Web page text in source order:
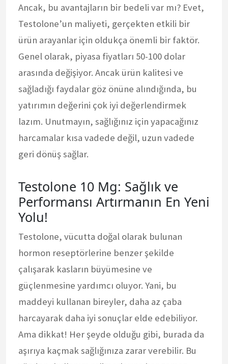
Ancak, bu avantajların bir bedeli var mı? Evet,
Testolone’un maliyeti, gerçekten etkili bir
ürün arayanlar için oldukça önemli bir faktör.
Genel olarak, piyasa fiyatları 50-100 dolar
arasında değişiyor. Ancak ürün kalitesi ve
sağladığı faydalar göz önüne alındığında, bu
yatırımın değerini çok iyi değerlendirmek
lazım. Unutmayın, sağlığınız için yapacağınız
harcamalar kısa vadede değil, uzun vadede
geri dönüş sağlar.
Testolone 10 Mg: Sağlık ve
Performansı Artırmanın En Yeni
Yolu!
Testolone, vücutta doğal olarak bulunan
hormon reseptörlerine benzer şekilde
çalışarak kasların büyümesine ve
güçlenmesine yardımcı oluyor. Yani, bu
maddeyi kullanan bireyler, daha az çaba
harcayarak daha iyi sonuçlar elde edebiliyor.
Ama dikkat! Her şeyde olduğu gibi, burada da
aşırıya kaçmak sağlığınıza zarar verebilir. Bu